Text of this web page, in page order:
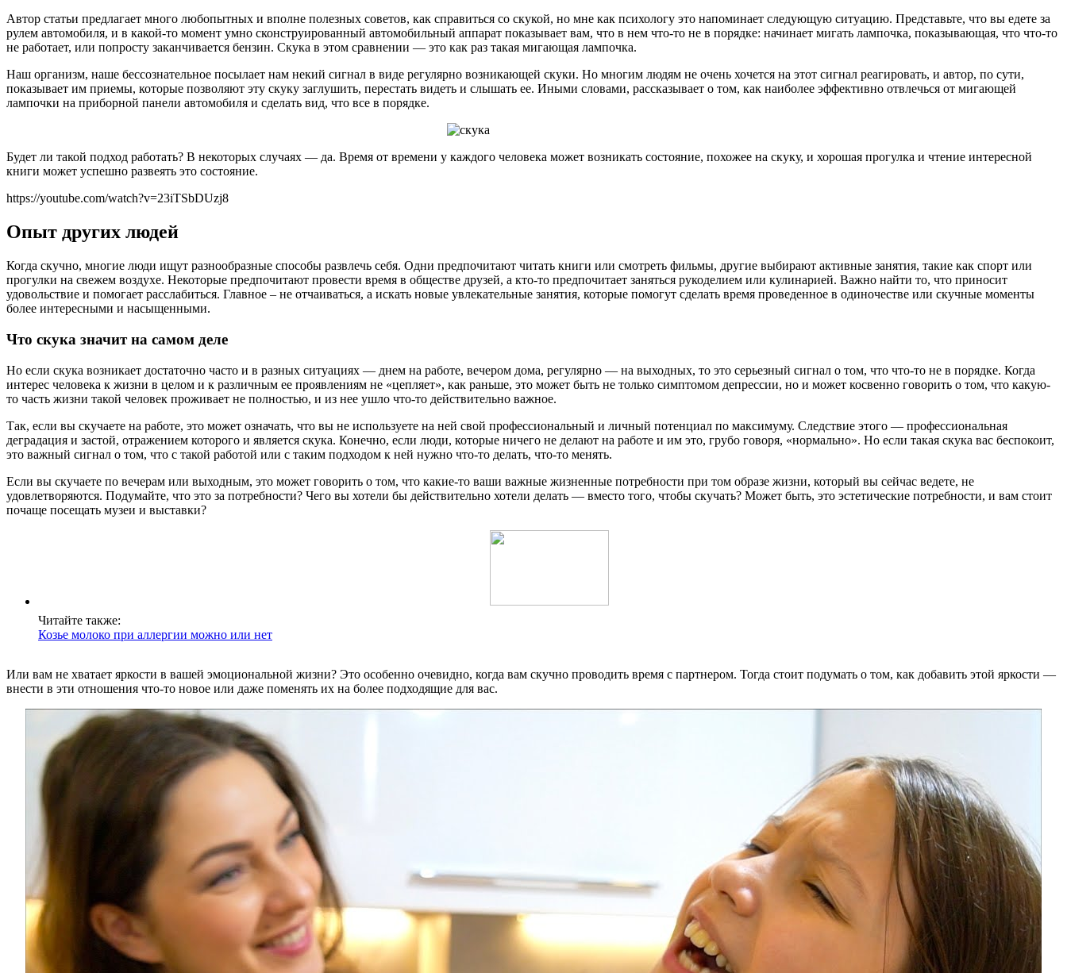
Автор статьи предлагает много любопытных и вполне полезных советов, как справиться со скукой, но мне как психологу это напоминает следующую ситуацию. Представьте, что вы едете за
рулем автомобиля, и в какой-то момент умно сконструированный автомобильный аппарат показывает вам, что в нем что-то не в порядке: начинает мигать лампочка, показывающая, что что-то
не работает, или попросту заканчивается бензин. Скука в этом сравнении — это как раз такая мигающая лампочка.
Наш организм, наше бессознательное посылает нам некий сигнал в виде регулярно возникающей скуки. Но многим людям не очень хочется на этот сигнал реагировать, и автор, по сути,
показывает им приемы, которые позволяют эту скуку заглушить, перестать видеть и слышать ее. Иными словами, рассказывает о том, как наиболее эффективно отвлечься от мигающей
лампочки на приборной панели автомобиля и сделать вид, что все в порядке.
Будет ли такой подход работать? В некоторых случаях — да. Время от времени у каждого человека может возникать состояние, похожее на скуку, и хорошая прогулка и чтение интересной
книги может успешно развеять это состояние.
https://youtube.com/watch?v=23iTSbDUzj8
Опыт других людей
Когда скучно, многие люди ищут разнообразные способы развлечь себя. Одни предпочитают читать книги или смотреть фильмы, другие выбирают активные занятия, такие как спорт или
прогулки на свежем воздухе. Некоторые предпочитают провести время в обществе друзей, а кто-то предпочитает заняться рукоделием или кулинарией. Важно найти то, что приносит
удовольствие и помогает расслабиться. Главное – не отчаиваться, а искать новые увлекательные занятия, которые помогут сделать время проведенное в одиночестве или скучные моменты
более интересными и насыщенными.
Что скука значит на самом деле
Но если скука возникает достаточно часто и в разных ситуациях — днем на работе, вечером дома, регулярно — на выходных, то это серьезный сигнал о том, что что-то не в порядке. Когда
интерес человека к жизни в целом и к различным ее проявлениям не «цепляет», как раньше, это может быть не только симптомом депрессии, но и может косвенно говорить о том, что какую-
то часть жизни такой человек проживает не полностью, и из нее ушло что-то действительно важное.
Так, если вы скучаете на работе, это может означать, что вы не используете на ней свой профессиональный и личный потенциал по максимуму. Следствие этого — профессиональная
деградация и застой, отражением которого и является скука. Конечно, если люди, которые ничего не делают на работе и им это, грубо говоря, «нормально». Но если такая скука вас беспокоит,
это важный сигнал о том, что с такой работой или с таким подходом к ней нужно что-то делать, что-то менять.
Если вы скучаете по вечерам или выходным, это может говорить о том, что какие-то ваши важные жизненные потребности при том образе жизни, который вы сейчас ведете, не
удовлетворяются. Подумайте, что это за потребности? Чего вы хотели бы действительно хотели делать — вместо того, чтобы скучать? Может быть, это эстетические потребности, и вам стоит
почаще посещать музеи и выставки?
Читайте также:
Козье молоко при аллергии можно или нет
Или вам не хватает яркости в вашей эмоциональной жизни? Это особенно очевидно, когда вам скучно проводить время с партнером. Тогда стоит подумать о том, как добавить этой яркости —
внести в эти отношения что-то новое или даже поменять их на более подходящие для вас.